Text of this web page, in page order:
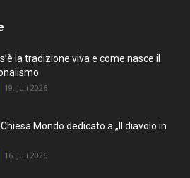
la tradizione viva e come nasce il
19. Juli 2026
Mondo dedicato a „Il diavolo in
16. Juli 2026